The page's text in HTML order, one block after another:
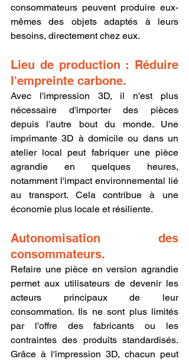
consommateurs peuvent produire eux-
mêmes des objets adaptés à leurs
besoins, directement chez eux.
Lieu de production : Réduire
l'empreinte carbone.
Avec l'impression 3D, il n'est plus
nécessaire d'importer des pièces
depuis l'autre bout du monde. Une
imprimante 3D à domicile ou dans un
atelier local peut fabriquer une pièce
agrandie en quelques heures,
notamment l'impact environnemental lié
au transport. Cela contribue à une
économie plus locale et résiliente.
Autonomisation des
consommateurs.
Refaire une pièce en version agrandie
permet aux utilisateurs de devenir les
acteurs principaux de leur
consommation. Ils ne sont plus limités
par l'offre des fabricants ou les
contraintes des produits standardisés.
Grâce à l'impression 3D, chacun peut